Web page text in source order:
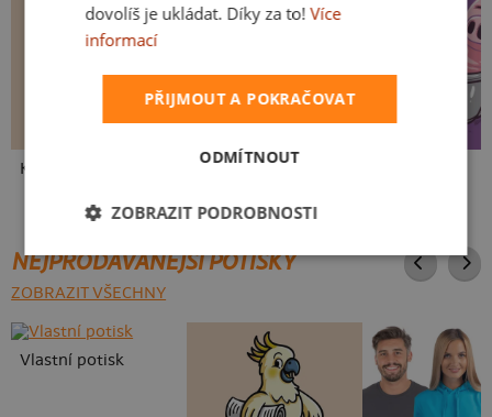
Kakat-du V pressu
NEJPRODÁVANĚJŠÍ POTISKY
ZOBRAZIT VŠECHNY
Vlastní potisk
dovolíš je ukládat. Díky za to! Více
informací
PŘIJMOUT A POKRAČOVAT
ODMÍTNOUT
ZOBRAZIT PODROBNOSTI